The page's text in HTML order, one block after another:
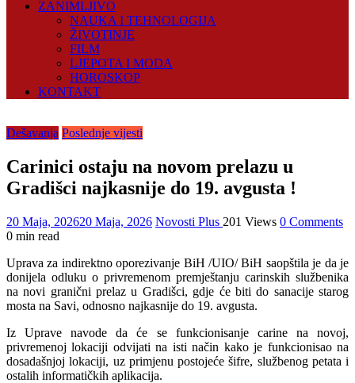
ZANIMLJIVO
NAUKA I TEHNOLOGIJA
ŽIVOTINJE
FILM
LJEPOTA I MODA
HOROSKOP
KONTAKT
Dešavanja Poslednje vijesti
Carinici ostaju na novom prelazu u
Gradišci najkasnije do 19. avgusta !
20 Maja, 202620 Maja, 2026 Novosti Plus 201 Views 0 Comments
0 min read
Uprava za indirektno oporezivanje BiH /UIO/ BiH saopštila je da je
donijela odluku o privremenom premještanju carinskih službenika
na novi granični prelaz u Gradišci, gdje će biti do sanacije starog
mosta na Savi, odnosno najkasnije do 19. avgusta.
Iz Uprave navode da će se funkcionisanje carine na novoj,
privremenoj lokaciji odvijati na isti način kako je funkcionisao na
dosadašnjoj lokaciji, uz primjenu postojeće šifre, službenog petata i
ostalih informatičkih aplikacija.